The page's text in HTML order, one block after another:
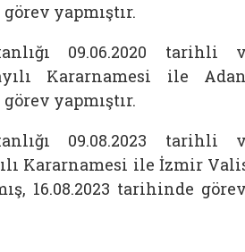
yapmıştır.
09.06.2020 tarihli
Kararnamesi ile
yapmıştır.
09.08.2023 tarihli
Kararnamesi ile İzmir
16.08.2023 tarihinde